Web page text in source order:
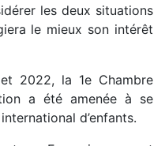
les deux situations
le mieux son intérêt
2022, la 1e Chambre
a été amenée à se
d’enfants.